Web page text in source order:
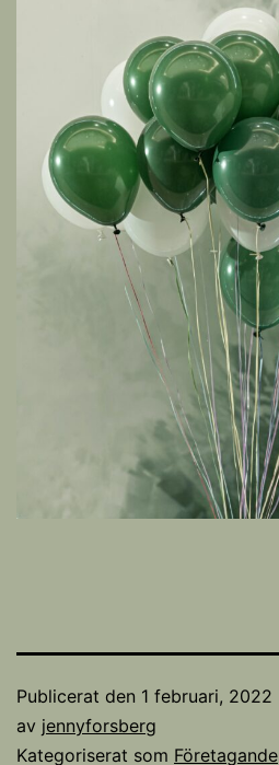
Publicerat den 1 februari, 2022
av jennyforsberg
Kategoriserat som Företagande